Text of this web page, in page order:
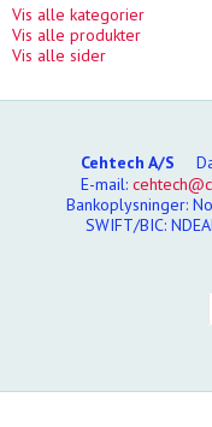
Vis alle kategorier
Vis alle produkter
Vis alle sider
Cehtech A/S
E-mail:
Bankoplysninger:
SWIFT/BIC: